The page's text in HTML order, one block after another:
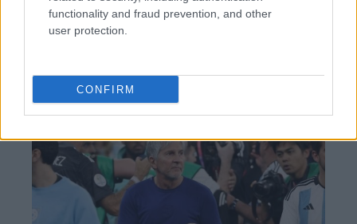
functionality and fraud prevention, and other
user protection.
CONFIRM
BEST OFINTERNET